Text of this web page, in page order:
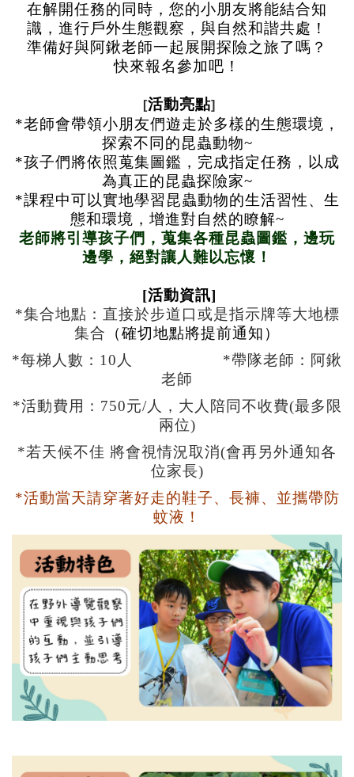
在解開任務的同時，您的小朋友將能結合知
識，進行戶外生態觀察，與自然和諧共處！
準備好與阿鍬老師一起展開探險之旅了嗎？
快來報名參加吧！
[活動亮點]
*老師會帶領小朋友們遊走於多樣的生態環境，
探索不同的昆蟲動物~
*孩子們將依照蒐集圖鑑，完成指定任務，以成
為真正的昆蟲探險家~
*課程中可以實地學習昆蟲動物的生活習性、生
態和環境，增進對自然的瞭解~
老師將引導孩子們，蒐集各種昆蟲圖鑑，邊玩
邊學，絕對讓人難以忘懷！
[活動資訊]
*集合地點：直接於步道口或是指示牌等大地標
集合 （確切地點將提前通知）
*每梯人數：1 0 人 *帶隊老師：阿鍬
老師
*活動費用：750元/人，大人陪同不收費(最多限
兩位)
*若天候不佳 將會視情況取消(會再另外通知各
位家長)
*活動當天請穿著好走的鞋子、長褲、 並攜帶防
蚊液！
記住帳號